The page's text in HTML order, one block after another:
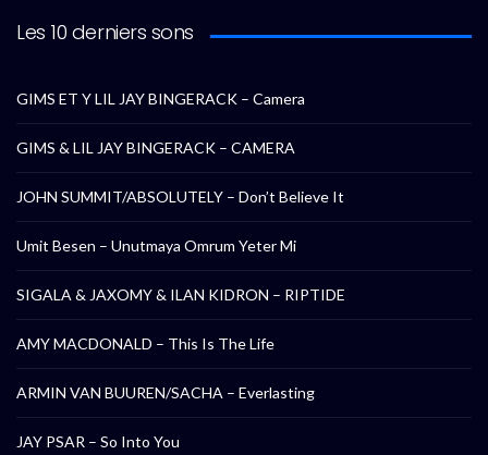
Les 10 derniers sons
GIMS ET Y LIL JAY BINGERACK – Camera
GIMS & LIL JAY BINGERACK – CAMERA
JOHN SUMMIT/ABSOLUTELY – Don’t Believe It
Umit Besen – Unutmaya Omrum Yeter Mi
SIGALA & JAXOMY & ILAN KIDRON – RIPTIDE
AMY MACDONALD – This Is The Life
ARMIN VAN BUUREN/SACHA – Everlasting
JAY PSAR – So Into You